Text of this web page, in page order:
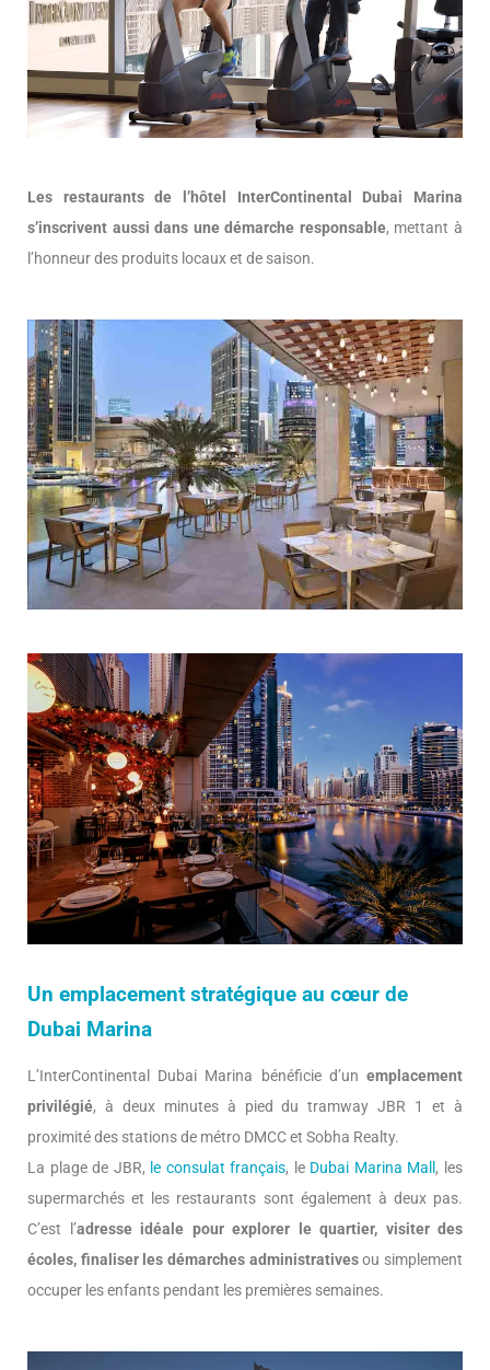
Les restaurants de l’hôtel InterContinental Dubai Marina
s’inscrivent aussi dans une démarche responsable, mettant à
l’honneur des produits locaux et de saison.
Un emplacement stratégique au cœur de
Dubai Marina
L’InterContinental Dubai Marina bénéficie d’un emplacement
privilégié, à deux minutes à pied du tramway JBR 1 et à
proximité des stations de métro DMCC et Sobha Realty.
La plage de JBR, le consulat français, le Dubai Marina Mall , les
supermarchés et les restaurants sont également à deux pas.
C’est l’adresse idéale pour explorer le quartier, visiter des
écoles, finaliser les démarches administrativesou simplement
occuper les enfants pendant les premières semaines.